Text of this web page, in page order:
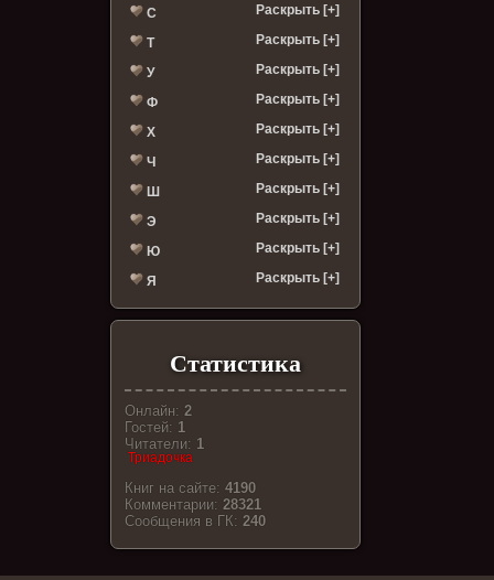
С Раскрыть [+]
Т Раскрыть [+]
У Раскрыть [+]
Ф Раскрыть [+]
Х Раскрыть [+]
Ч Раскрыть [+]
Ш Раскрыть [+]
Э Раскрыть [+]
Ю Раскрыть [+]
Я Раскрыть [+]
Статистика
Онлайн:2
Гостей: 1
Читатели: 1
Триадочка
Книг на сайте:4190
Комментарии:28321
Cообщения в ГК:240